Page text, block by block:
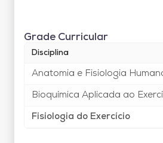
Grade Curricular
Disciplina
Anatomia e Fisiologia
Bioquímica Aplicada ao
Fisiologia do Exercício